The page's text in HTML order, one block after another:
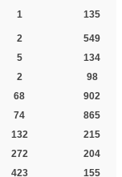
1 135
2
549
5
134
2
98
68
902
74
865
132
215
272
204
423 155